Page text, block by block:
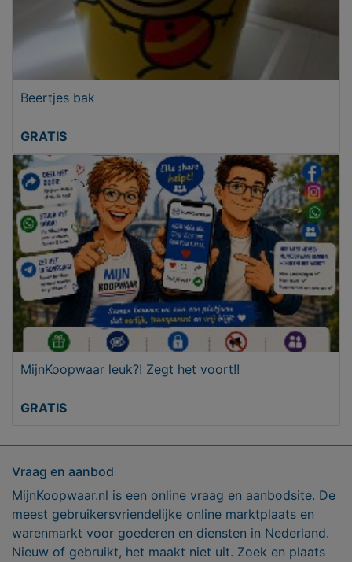
Beertjes bak
GRATIS
MijnKoopwaar leuk?! Zegt het voort!!
GRATIS
Vraag en aanbod
MijnKoopwaar.nl is een online vraag en aanbodsite. De
meest gebruikersvriendelijke online marktplaats en
warenmarkt voor goederen en diensten in Nederland.
Nieuw of gebruikt, het maakt niet uit. Zoek en plaats